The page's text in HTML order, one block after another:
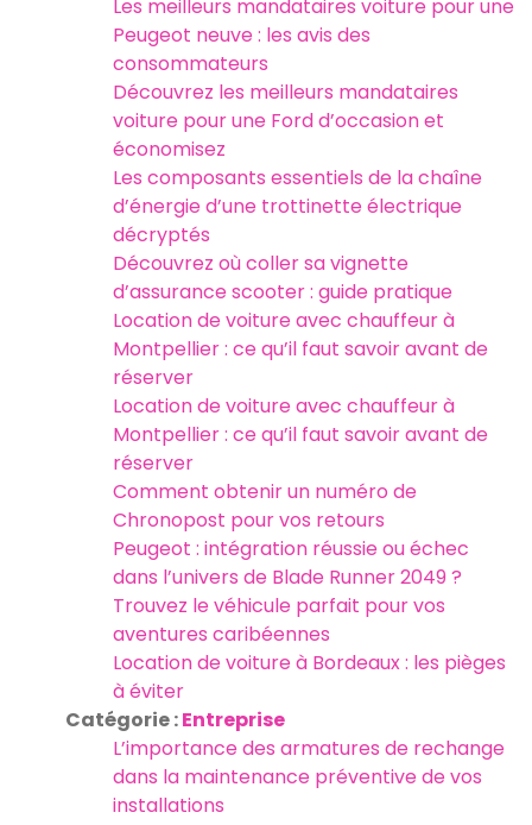
Les meilleurs mandataires voiture pour une
Peugeot neuve : les avis des
consommateurs
Découvrez les meilleurs mandataires
voiture pour une Ford d’occasion et
économisez
Les composants essentiels de la chaîne
d’énergie d’une trottinette électrique
décryptés
Découvrez où coller sa vignette
d’assurance scooter : guide pratique
Location de voiture avec chauffeur à
Montpellier : ce qu’il faut savoir avant de
réserver
Location de voiture avec chauffeur à
Montpellier : ce qu’il faut savoir avant de
réserver
Comment obtenir un numéro de
Chronopost pour vos retours
Peugeot : intégration réussie ou échec
dans l’univers de Blade Runner 2049 ?
Trouvez le véhicule parfait pour vos
aventures caribéennes
Location de voiture à Bordeaux : les pièges
à éviter
Catégorie :Entreprise
L’importance des armatures de rechange
dans la maintenance préventive de vos
installations